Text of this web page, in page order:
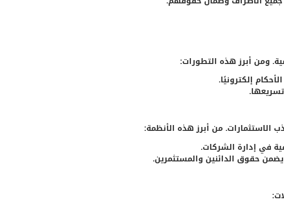
ومن أبرز هذه التطورات:
إلكترونيًا.
الاستثمارات. من أبرز هذه الأنظمة:
في إدارة الشركات.
يضمن حقوق الدائنين والمستثمرين.